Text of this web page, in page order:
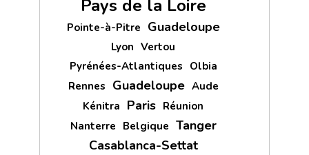
Pays de la Loire
Pointe-à-Pitre Guadeloupe
Lyon Vertou
Pyrénées-Atlantiques Olbia
Rennes Guadeloupe Aude
Kénitra Paris Réunion
Nanterre Belgique Tanger
Casablanca-Settat